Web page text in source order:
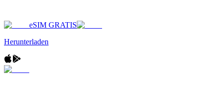
eSIM GRATIS
Herunterladen